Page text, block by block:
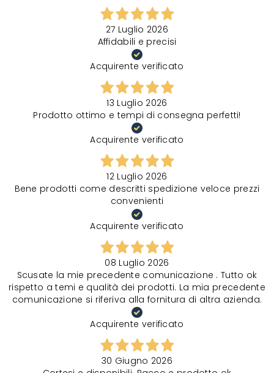
27 Luglio 2026
Affidabili e precisi
Acquirente verificato
13 Luglio 2026
Prodotto ottimo e tempi di consegna perfetti!
Acquirente verificato
12 Luglio 2026
Bene prodotti come descritti spedizione veloce prezzi
convenienti
Acquirente verificato
08 Luglio 2026
Scusate la mie precedente comunicazione . Tutto ok
rispetto a temi e qualità dei prodotti. La mia precedente
comunicazione si riferiva alla fornitura di altra azienda.
Acquirente verificato
30 Giugno 2026